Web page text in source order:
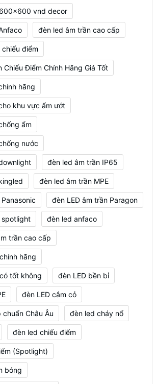
vnd decor
đèn led âm trần cao cấp
điểm
Chiếu Điểm Chính Hãng Giá Tốt
hãng
khu vực ẩm ướt
ẩm
nước
đèn led âm trần IP65
đèn led âm trần MPE
đèn LED âm trần Paragon
spotlight đèn led anfaco
trần cao cấp
hãng
tốt không đèn LED bền bỉ
đèn LED cắm cỏ
Châu Âu đèn led cháy nổ
đèn led chiếu điểm
(Spotlight)
bóng